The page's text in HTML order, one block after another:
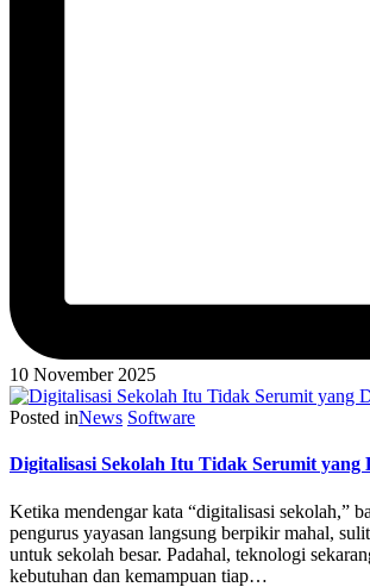
10 November 2025
Posted inNews Software
Digitalisasi Sekolah Itu Tidak Serumit yang
Ketika mendengar kata “digitalisasi sekolah,”
pengurus yayasan langsung berpikir mahal,
untuk sekolah besar. Padahal, teknologi
kebutuhan dan kemampuan tiap…